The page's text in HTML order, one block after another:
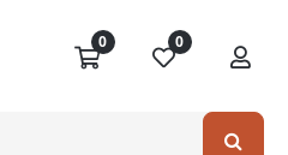
0 0